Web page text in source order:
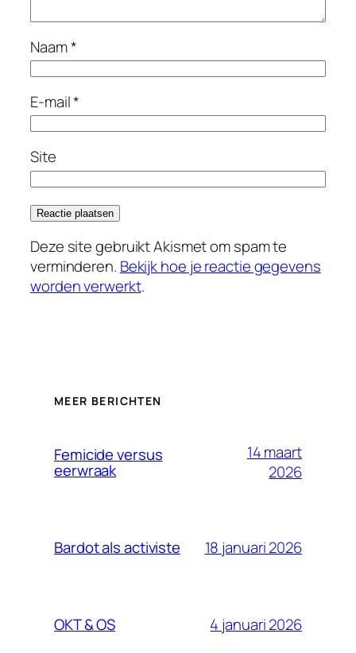
Naam*
E-mail*
Site
Deze site gebruikt Akismet om spam te
verminderen. Bekijk hoe je reactie gegevens
worden verwerkt.
MEER BERICHTEN
Femicide versus
eerwraak
14 maart
2026
Bardot als activiste 18 januari 2026
OKT & OS 4 januari 2026